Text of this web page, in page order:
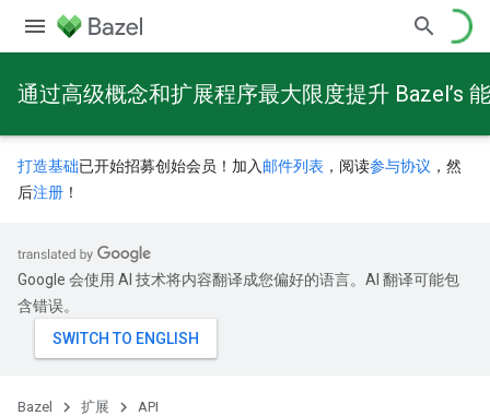
通过高级概念和扩展程序最大限度提升 Bazel’s
打造基础已开始招募创始会员！加入 邮件列表 ，阅读参与协议 ，然
后注册 ！
Google 会使用 AI 技术将内容翻译成您偏好的语言。AI 翻译可能包
含错误。
Bazel 扩展 API